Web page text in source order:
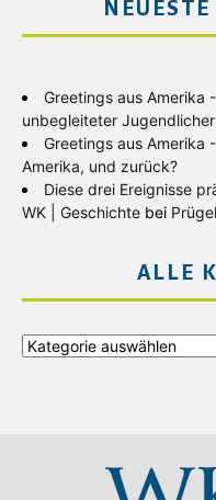
Greetings aus Amerika
unbegleiteter
Greetings aus Amerika
Amerika, und zurück?
Diese drei Ereignisse
WK | Geschichte bei
ALLE
Alle